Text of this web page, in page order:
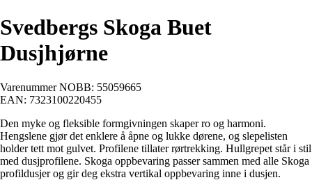
Svedbergs Skoga Buet
Dusjhjørne
Varenummer NOBB: 55059665
EAN: 7323100220455
Den myke og fleksible formgivningen skaper ro og harmoni.
Hengslene gjør det enklere å åpne og lukke dørene, og slepelisten
holder tett mot gulvet. Profilene tillater rørtrekking. Hullgrepet står i stil
med dusjprofilene. Skoga oppbevaring passer sammen med alle Skoga
profildusjer og gir deg ekstra vertikal oppbevaring inne i dusjen.